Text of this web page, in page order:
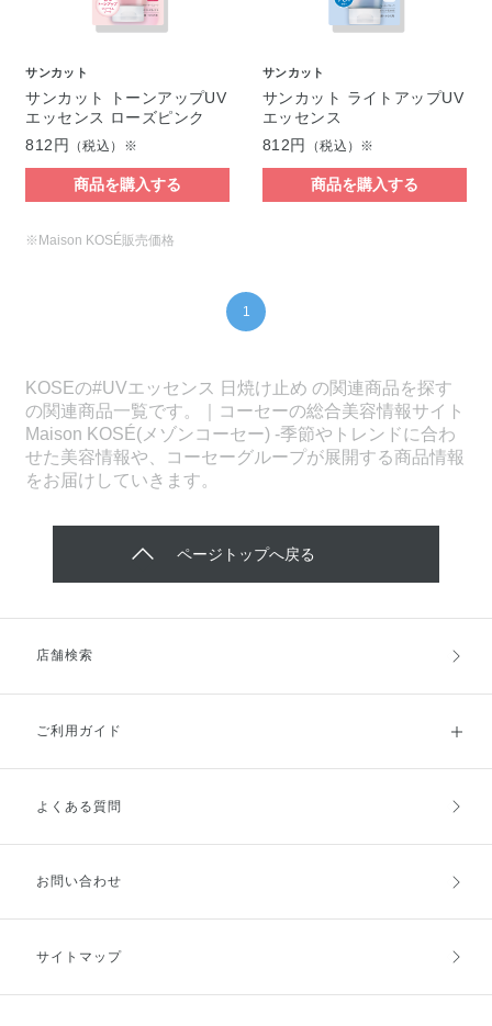
サンカット
サンカット トーンアップUV
エッセンス ローズピンク
812円
（税込）※
商品を購入する
サンカット
サンカット ライトアップUV
エッセンス
812円
（税込）※
商品を購入する
※Maison KOSÉ販売価格
1
KOSEの#UVエッセンス 日焼け止め の関連商品を探す
の関連商品一覧です。｜コーセーの総合美容情報サイト
Maison KOSÉ(メゾンコーセー) -季節やトレンドに合わ
せた美容情報や、コーセーグループが展開する商品情報
をお届けしていきます。
ページトップへ戻る
店舗検索
ご利用ガイド
ご利用ガイドトップ
お支払方法
キャンセル・返品・交換
よくある質問
お問い合わせ
サイトマップ